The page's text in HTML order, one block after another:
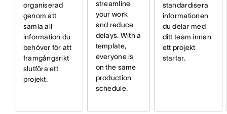
organiserad
genom att
samla all
information du
behöver för att
framgångsrikt
slutföra ett
projekt.
streamline
your work
and reduce
delays. With a
template,
everyone is
on the same
production
schedule.
standardisera
informationen
du delar med
ditt team innan
ett projekt
startar.